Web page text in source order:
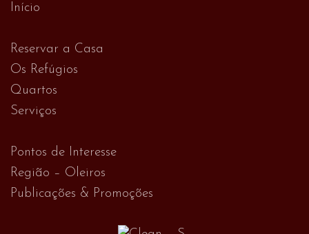
Início
Reservar a Casa
Os Refúgios
Quartos
Serviços
Pontos de Interesse
Região – Oleiros
Publicações & Promoções